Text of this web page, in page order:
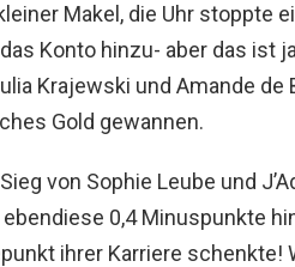
Makel, die Uhr stoppte
Konto hinzu- aber das ist
Krajewski und Amande de
Gold gewannen.
von Sophie Leube und
0,4 Minuspunkte
ihrer Karriere schenkte!